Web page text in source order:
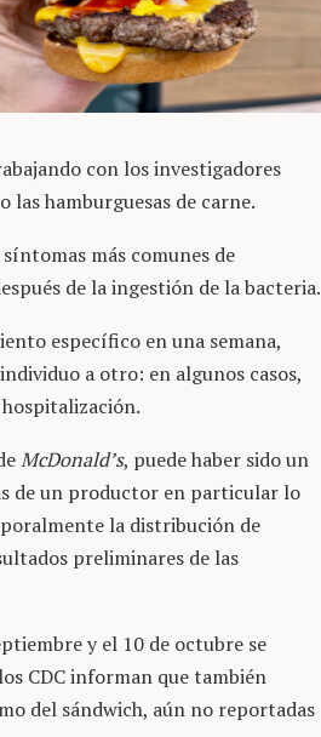
con los investigadores
hamburguesas de carne.
más comunes de
de la ingestión de la bacteria.
específico en una semana,
a otro: en algunos casos,
McDonald’s, puede haber sido un
de un productor en particular lo
la distribución de
preliminares de las
y el 10 de octubre se
CDC informan que también
del sándwich, aún no reportadas